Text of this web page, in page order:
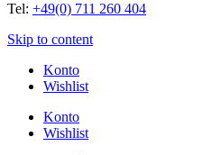
Tel: +49(0) 711 260 404
Skip to content
Konto
Wishlist
Konto
Wishlist